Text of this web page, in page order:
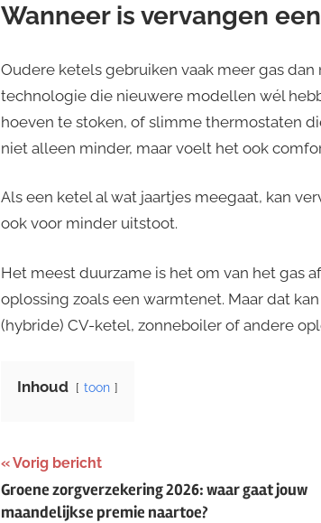
Wanneer is vervangen
Oudere ketels gebruiken vaak meer gas
technologie die nieuwere modellen wél
hoeven te stoken, of slimme thermostaten
niet alleen minder, maar voelt het ook
Als een ketel al wat jaartjes meegaat, kan
ook voor minder uitstoot.
Het meest duurzame is het om van het gas
oplossing zoals een warmtenet. Maar dat
(hybride) CV-ketel, zonneboiler of andere
Inhoud toon
Bericht
navigatie
Vorig bericht
Groene zorgverzekering 2026: waar gaat jouw
maandelijkse premie naartoe?